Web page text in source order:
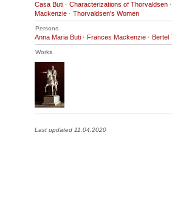
Casa Buti · Characterizations of Thorvaldsen ·
Mackenzie · Thorvaldsen's Women
Persons
Anna Maria Buti · Frances Mackenzie · Bertel
Works
Last updated 11.04.2020